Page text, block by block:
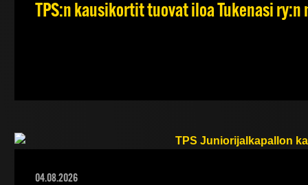
TPS:n kausikortit tuovat iloa Tukenasi
04.08.2026